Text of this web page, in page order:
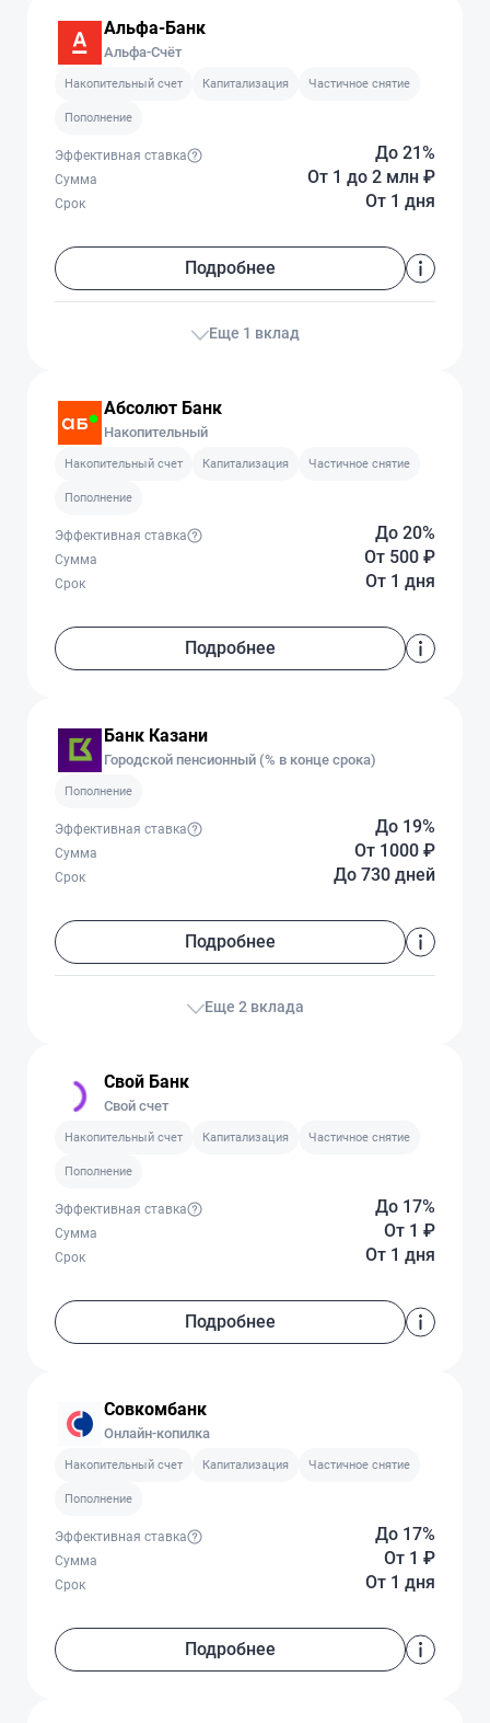
Альфа-Банк
Альфа-Счёт
Накопительный счет Капитализация Частичное снятие
Пополнение
До 21%
Эффективная ставка
От 1 до 2 млн ₽
Сумма
От 1 дня
Срок
Подробнее
Еще 1 вклад
Абсолют Банк
Накопительный
Накопительный счет Капитализация Частичное снятие
Пополнение
До 20%
Эффективная ставка
От 500 ₽
Сумма
От 1 дня
Срок
Подробнее
Банк Казани
Городской пенсионный (% в конце срока)
Пополнение
До 19%
Эффективная ставка
От 1000 ₽
Сумма
До 730 дней
Срок
Подробнее
Еще 2 вклада
Свой Банк
Свой счет
Накопительный счет Капитализация Частичное снятие
Пополнение
До 17%
Эффективная ставка
От 1 ₽
Сумма
От 1 дня
Срок
Подробнее
Совкомбанк
Онлайн-копилка
Накопительный счет Капитализация Частичное снятие
Пополнение
До 17%
Эффективная ставка
От 1 ₽
Сумма
От 1 дня
Срок
Подробнее